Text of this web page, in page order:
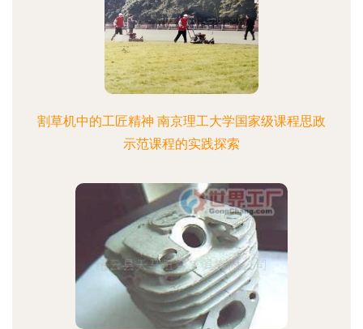
割草机中的工匠精神 南京理工大学国家级课程思政
示范课程的实践探索